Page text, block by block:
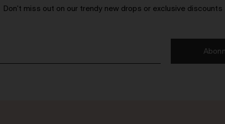
Don't miss out on our trendy new drops or exclusive discounts